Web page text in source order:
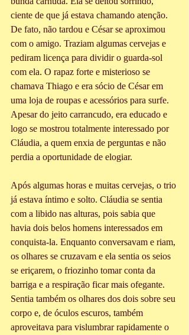
ciente de que já estava chamando atenção.
De fato, não tardou e César se aproximou
com o amigo. Traziam algumas cervejas e
pediram licença para dividir o guarda-sol
com ela. O rapaz forte e misterioso se
chamava Thiago e era sócio de César em
uma loja de roupas e acessórios para surfe.
Apesar do jeito carrancudo, era educado e
logo se mostrou totalmente interessado por
Cláudia, a quem enxia de perguntas e não
perdia a oportunidade de elogiar.
Após algumas horas e muitas cervejas, o trio
já estava íntimo e solto. Cláudia se sentia
com a libido nas alturas, pois sabia que
havia dois belos homens interessados em
conquista-la. Enquanto conversavam e riam,
os olhares se cruzavam e ela sentia os seios
se eriçarem, o friozinho tomar conta da
barriga e a respiração ficar mais ofegante.
Sentia também os olhares dos dois sobre seu
corpo e, de óculos escuros, também
aproveitava para vislumbrar rapidamente o